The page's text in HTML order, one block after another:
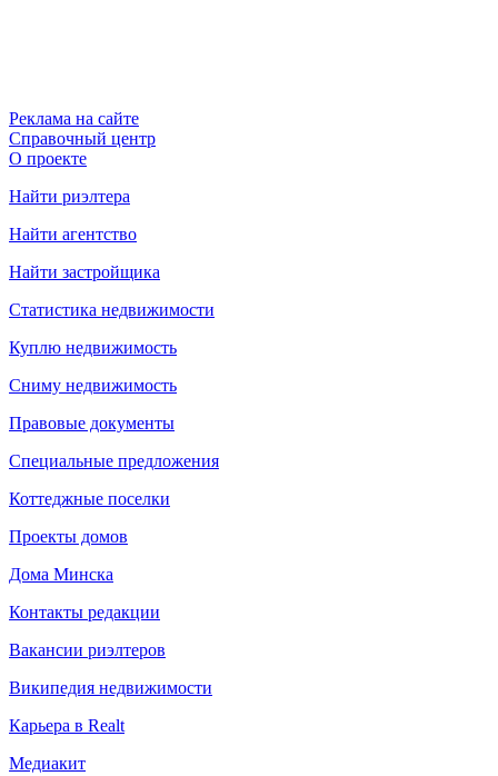
Реклама на сайте
Справочный центр
О проекте
Найти риэлтера
Найти агентство
Найти застройщика
Статистика недвижимости
Куплю недвижимость
Сниму недвижимость
Правовые документы
Специальные предложения
Коттеджные поселки
Проекты домов
Дома Минска
Контакты редакции
Вакансии риэлтеров
Википедия недвижимости
Карьера в Realt
Медиакит